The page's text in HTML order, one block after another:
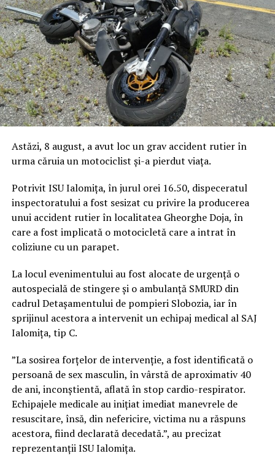
Astăzi, 8 august, a avut loc un grav accident rutier în
urma căruia un motociclist și-a pierdut viața.
Potrivit ISU Ialomița, în jurul orei 16.50, dispeceratul
inspectoratului a fost sesizat cu privire la producerea
unui accident rutier în localitatea Gheorghe Doja, în
care a fost implicată o motocicletă care a intrat în
coliziune cu un parapet.
La locul evenimentului au fost alocate de urgență o
autospecială de stingere și o ambulanță SMURD din
cadrul Detașamentului de pompieri Slobozia, iar în
sprijinul acestora a intervenit un echipaj medical al SAJ
Ialomița, tip C.
”La sosirea forțelor de intervenție, a fost identificată o
persoană de sex masculin, în vârstă de aproximativ 40
de ani, inconștientă, aflată în stop cardio-respirator.
Echipajele medicale au inițiat imediat manevrele de
resuscitare, însă, din nefericire, victima nu a răspuns
acestora, fiind declarată decedată.”, au precizat
reprezentanții ISU Ialomița.